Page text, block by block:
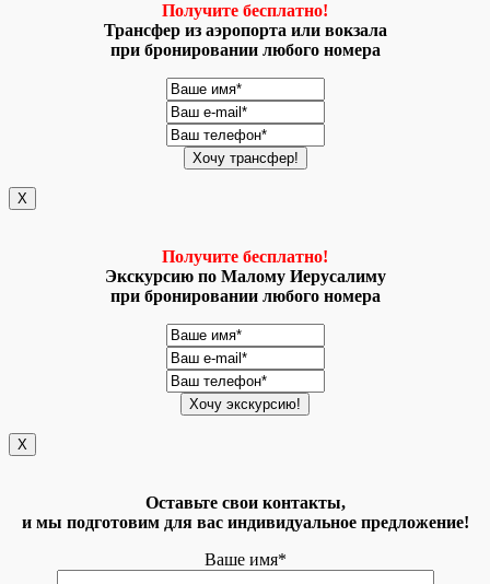
Получите бесплатно!
Трансфер из аэропорта или вокзала
при бронировании любого номера
X
Получите бесплатно!
Экскурсию по Малому Иерусалиму
при бронировании любого номера
X
Оставьте свои контакты,
и мы подготовим для вас индивидуальное предложение!
Ваше имя*